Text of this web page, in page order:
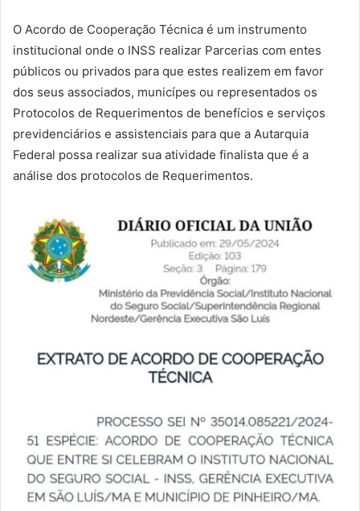
O Acordo de Cooperação Técnica é um instrumento
institucional onde o INSS realizar Parcerias com entes
públicos ou privados para que estes realizem em favor
dos seus associados, municípes ou representados os
Protocolos de Requerimentos de benefícios e serviços
previdenciários e assistenciais para que a Autarquia
Federal possa realizar sua atividade finalista que é a
análise dos protocolos de Requerimentos.